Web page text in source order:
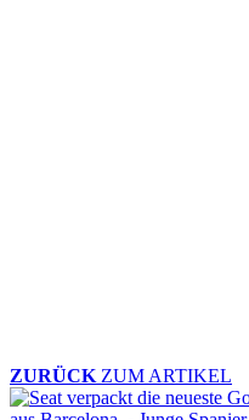
ZURÜCK ZUM ARTIKEL